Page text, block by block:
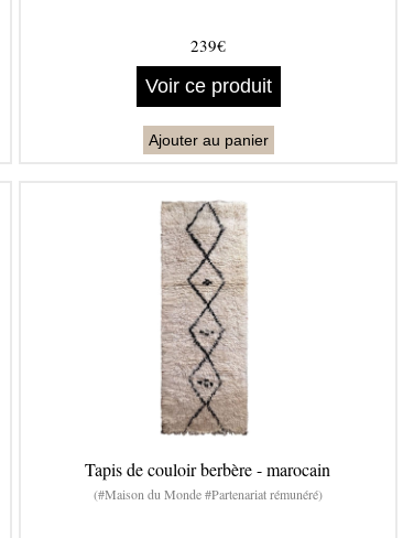
239€
Voir ce produit
Ajouter au panier
Tapis de couloir berbère - marocain
(#Maison du Monde #Partenariat rémunéré)